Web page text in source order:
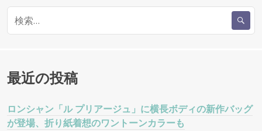
シ
ン
検
索
最近の投稿
ロンシャン「ル プリアージュ」に横長ボディの新作バッグ
が登場、折り紙着想のワントーンカラーも